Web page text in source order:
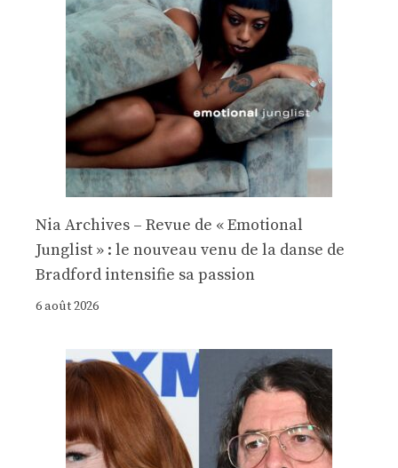
Nia Archives – Revue de « Emotional
Junglist » : le nouveau venu de la danse de
Bradford intensifie sa passion
6 août 2026